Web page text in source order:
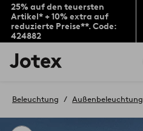
25% auf den teuersten
Artikel* + 10% extra auf
reduzierte Preise**. Code:
424882
Jotex-
Logo
Startseite
Beleuchtung Außenbeleuchtung